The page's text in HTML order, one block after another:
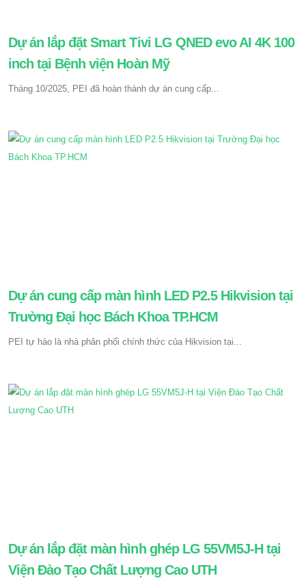
Dự án lắp đặt Smart Tivi LG QNED evo AI 4K 100
inch tại Bệnh viện Hoàn Mỹ
Tháng 10/2025, PEI đã hoàn thành dự án cung cấp...
Dự án cung cấp màn hình LED P2.5 Hikvision tại
Trường Đại học Bách Khoa TP.HCM
PEI tự hào là nhà phân phối chính thức của Hikvision tại...
Dự án lắp đặt màn hình ghép LG 55VM5J-H tại
Viện Đào Tạo Chất Lượng Cao UTH